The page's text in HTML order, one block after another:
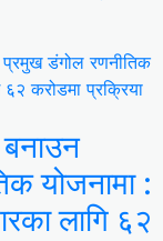
बनाउन
योजनामा :
लागि ६२